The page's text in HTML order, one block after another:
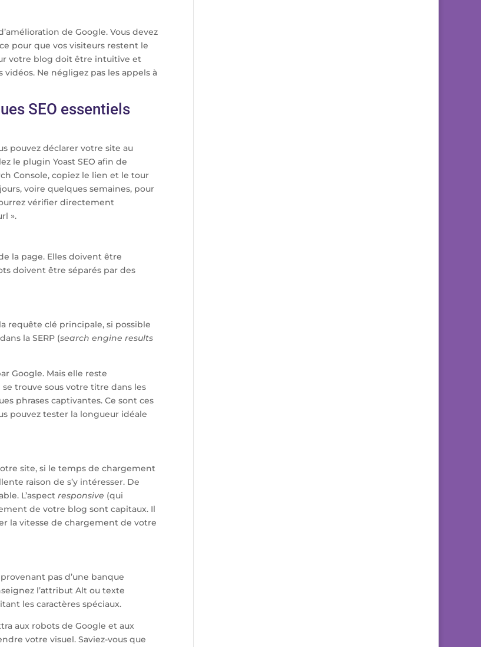
de Google. Vous devez
pour que vos visiteurs restent le
votre blog doit être intuitive et
Ne négligez pas les appels à
SEO essentiels
pouvez déclarer votre site au
le plugin Yoast SEO afin de
Console, copiez le lien et le tour
voire quelques semaines, pour
vérifier directement
».
la page. Elles doivent être
doivent être séparés par des
requête clé principale, si possible
la SERP (search engine results
Google. Mais elle reste
trouve sous votre titre dans les
phrases captivantes. Ce sont ces
pouvez tester la longueur idéale
site, si le temps de chargement
raison de s’y intéresser. De
L’aspect responsive (qui
de votre blog sont capitaux. Il
la vitesse de chargement de votre
pas d’une banque
l’attribut Alt ou texte
les caractères spéciaux.
aux robots de Google et aux
votre visuel. Saviez-vous que